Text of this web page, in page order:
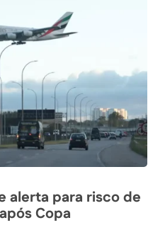
alerta para risco de
Copa